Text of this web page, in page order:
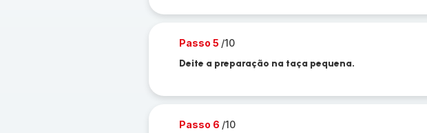
Passo 5 /10
Deite a preparação na taça pequena.
Passo 6 /10